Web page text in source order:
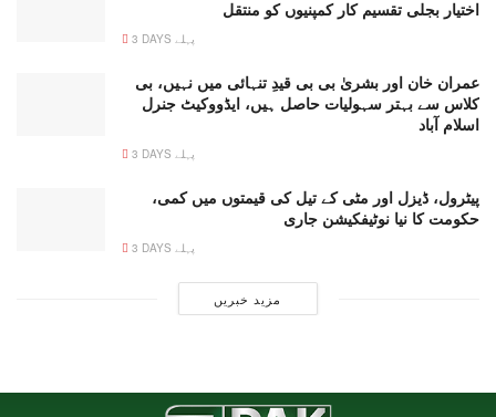
اختیار بجلی تقسیم کار کمپنیوں کو منتقل
3 DAYS پہلے
عمران خان اور بشریٰ بی بی قیدِ تنہائی میں نہیں، بی
کلاس سے بہتر سہولیات حاصل ہیں، ایڈووکیٹ جنرل
اسلام آباد
3 DAYS پہلے
پیٹرول، ڈیزل اور مٹی کے تیل کی قیمتوں میں کمی،
حکومت کا نیا نوٹیفکیشن جاری
3 DAYS پہلے
مزید خبریں